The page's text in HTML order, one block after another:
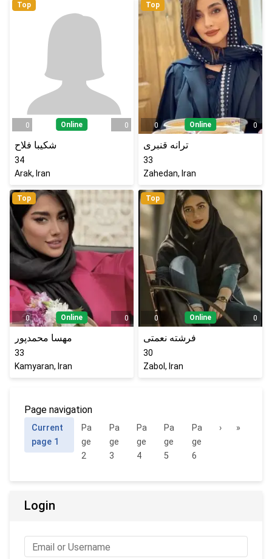
Top
0 Online 0
شکیبا فلاح
34
Arak, Iran
Top
0 Online 0
ترانه قنبری
33
Zahedan, Iran
Top
0 Online 0
مهسا محمدپور
33
Kamyaran, Iran
Top
0 Online 0
فرشته نعمتی
30
Zabol, Iran
Page navigation
Current
page 1
Pa
ge
2
Pa
ge
3
Pa
ge
4
Pa
ge
5
Pa
ge
6
› »
Login